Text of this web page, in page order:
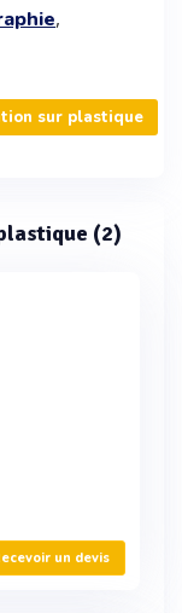
,
sur plastique
(2)
un devis